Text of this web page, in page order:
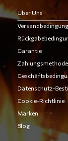
Über Uns
Garantie
Datenschutz-
Cookie-Richtlinie
Marken
Blog